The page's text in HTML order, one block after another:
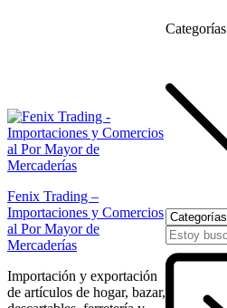
Fenix Trading –
Importaciones y Comercios
al Por Mayor de
Mercaderías
Importación y exportación
de artículos de hogar, bazar,
Categorías